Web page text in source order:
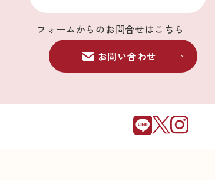
フォームからのお問合せはこちら
お問い合わせ